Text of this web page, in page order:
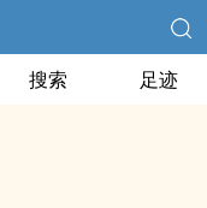
搜索 足迹